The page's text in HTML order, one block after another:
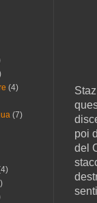
poi
del
(4)
(7)